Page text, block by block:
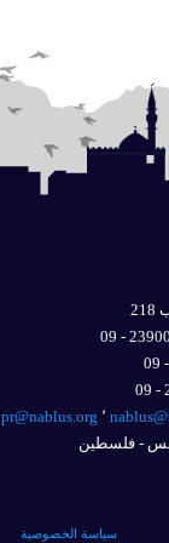
٬
pr@nablus.org
- فلسطين
سياسة الخصوصية